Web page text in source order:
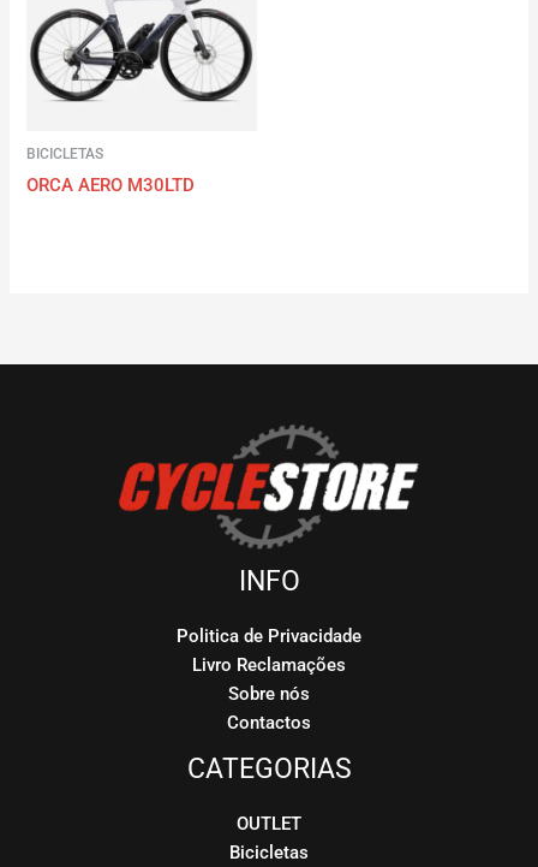
BICICLETAS
ORCA AERO M30LTD
INFO
Politica de Privacidade
Livro Reclamações
Sobre nós
Contactos
CATEGORIAS
OUTLET
Bicicletas